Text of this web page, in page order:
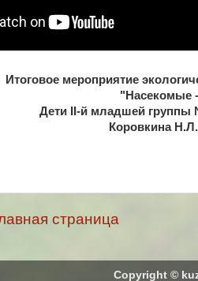
Итоговое мероприятие
"Насекомые
Дети II-й младшей группы
Коровкина
страница
Copyright ©